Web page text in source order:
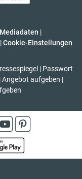
Mediadaten |
| Cookie-Einstellungen
| Passwort
| Angebot aufgeben |